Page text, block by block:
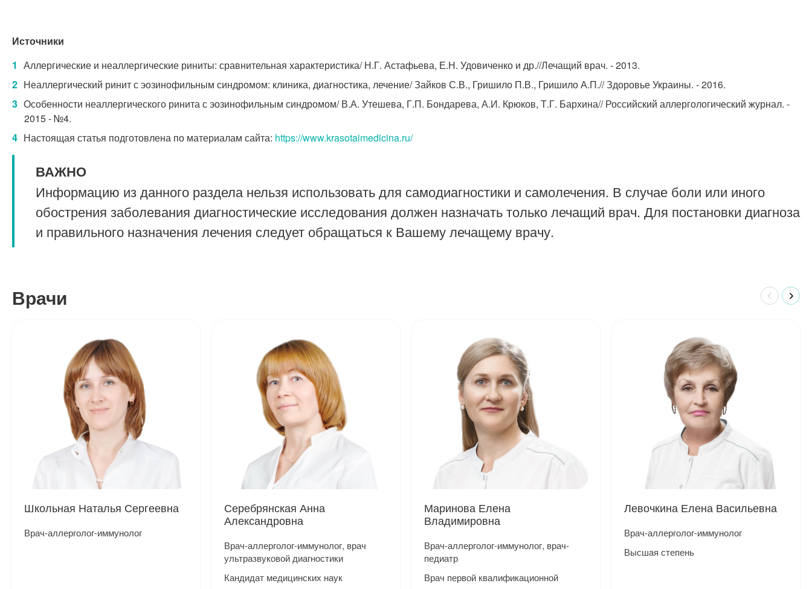
Источники
Аллергические и неаллергические риниты: сравнительная характеристика/ Н.Г. Астафьева, Е.Н. Удовиченко и др.//Лечащий врач. - 2013.
Неаллергический ринит с эозинофильным синдромом: клиника, диагностика, лечение/ Зайков С.В., Гришило П.В., Гришило А.П.// Здоровье Украины. - 2016.
Особенности неаллергического ринита с эозинофильным синдромом/ В.А. Утешева, Г.П. Бондарева, А.И. Крюков, Т.Г. Бархина// Российский аллергологический журнал. -
2015 - №4.
Настоящая статья подготовлена по материалам сайта: https://www.krasotaimedicina.ru/
ВАЖНО
Информацию из данного раздела нельзя использовать для самодиагностики и самолечения. В случае боли или иного
обострения заболевания диагностические исследования должен назначать только лечащий врач. Для постановки диагноза
и правильного назначения лечения следует обращаться к Вашему лечащему врачу.
Врачи
Школьная Наталья Сергеевна
Врач-аллерголог-иммунолог
Серебрянская Анна
Александровна
Врач-аллерголог-иммунолог, врач
ультразвуковой диагностики
Кандидат медицинских наук
Маринова Елена
Владимировна
Врач-аллерголог-иммунолог, врач-
педиатр
Врач первой квалификационной
Левочкина Елена Васильевна
Врач-аллерголог-иммунолог
Высшая степень